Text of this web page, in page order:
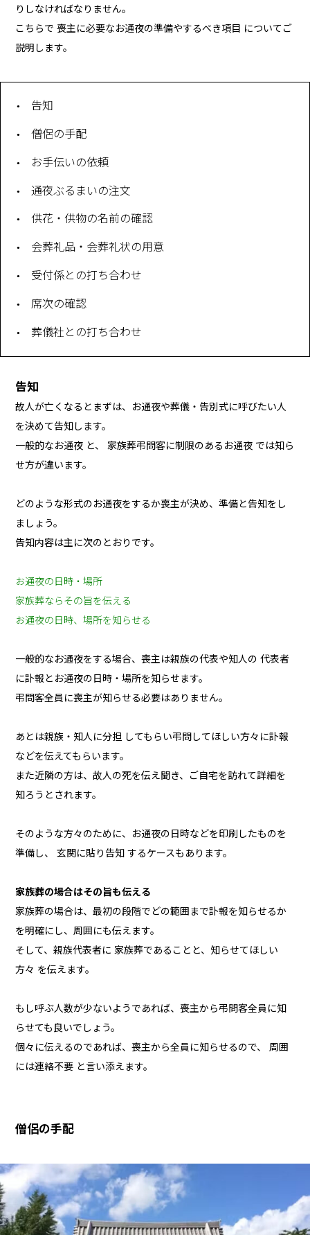
りしなければなりません。
こちらで 喪主に必要なお通夜の準備やするべき項目 についてご
説明します。
告知
僧侶の手配
お手伝いの依頼
通夜ぶるまいの注文
供花・供物の名前の確認
会葬礼品・会葬礼状の用意
受付係との打ち合わせ
席次の確認
葬儀社との打ち合わせ
告知
故人が亡くなるとまずは、お通夜や葬儀・告別式に呼びたい人
を決めて告知します。
一般的なお通夜 と、 家族葬弔問客に制限のあるお通夜 では知ら
せ方が違います。
どのような形式のお通夜をするか喪主が決め、準備と告知をし
ましょう。
告知内容は主に次のとおりです。
お通夜の日時・場所
家族葬ならその旨を伝える
お通夜の日時、場所を知らせる
一般的なお通夜をする場合、喪主は親族の代表や知人の 代表者
に訃報とお通夜の日時・場所を知らせます。
弔問客全員に喪主が知らせる必要はありません。
あとは親族・知人に分担 してもらい弔問してほしい方々に訃報
などを伝えてもらいます。
また近隣の方は、故人の死を伝え聞き、ご自宅を訪れて詳細を
知ろうとされます。
そのような方々のために、お通夜の日時などを印刷したものを
準備し、 玄関に貼り告知 するケースもあります。
家族葬の場合はその旨も伝える
家族葬の場合は、最初の段階でどの範囲まで訃報を知らせるか
を明確にし、周囲にも伝えます。
そして、親族代表者に 家族葬であることと、知らせてほしい
方々 を伝えます。
もし呼ぶ人数が少ないようであれば、喪主から弔問客全員に知
らせても良いでしょう。
個々に伝えるのであれば、喪主から全員に知らせるので、 周囲
には連絡不要 と言い添えます。
僧侶の手配